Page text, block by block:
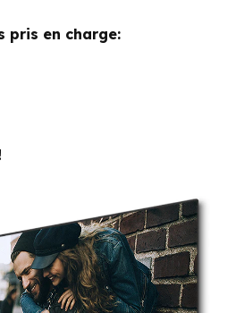
and Play
vos appareils USB à votre
vos films, musiques et